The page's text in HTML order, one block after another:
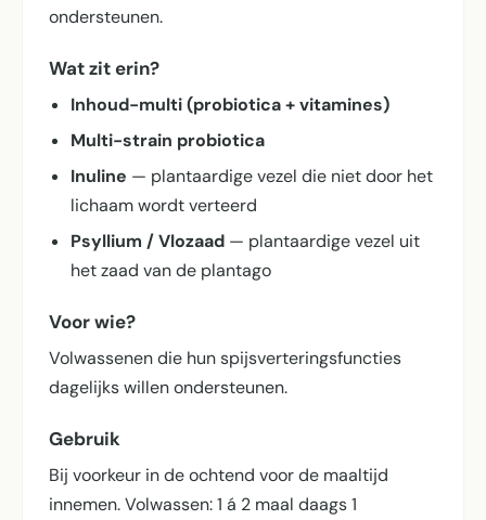
ondersteunen.
Wat zit erin?
Inhoud-multi (probiotica + vitamines)
Multi-strain probiotica
Inuline — plantaardige vezel die niet door het
lichaam wordt verteerd
Psyllium / Vlozaad — plantaardige vezel uit
het zaad van de plantago
Voor wie?
Volwassenen die hun spijsverterings­functies
dagelijks willen ondersteunen.
Gebruik
Bij voorkeur in de ochtend voor de maaltijd
innemen. Volwassen: 1 á 2 maal daags 1